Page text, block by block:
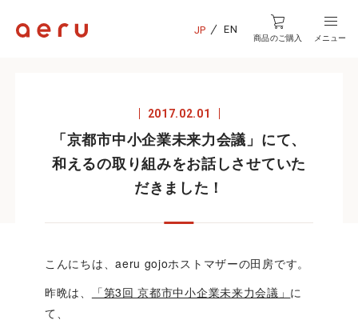
JP EN
商品のご購入 メニュー
2017.02.01
「京都市中小企業未来力会議」にて、
和えるの取り組みをお話しさせていた
だきました！
こんにちは、aeru gojoホストマザーの田房です。
昨晩は、
「第3回 京都市中小企業未来力会議」 に
て、